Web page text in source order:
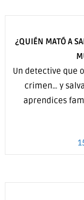
¿QUIÉN MATÓ A
Un detective que
crimen… y
aprendices